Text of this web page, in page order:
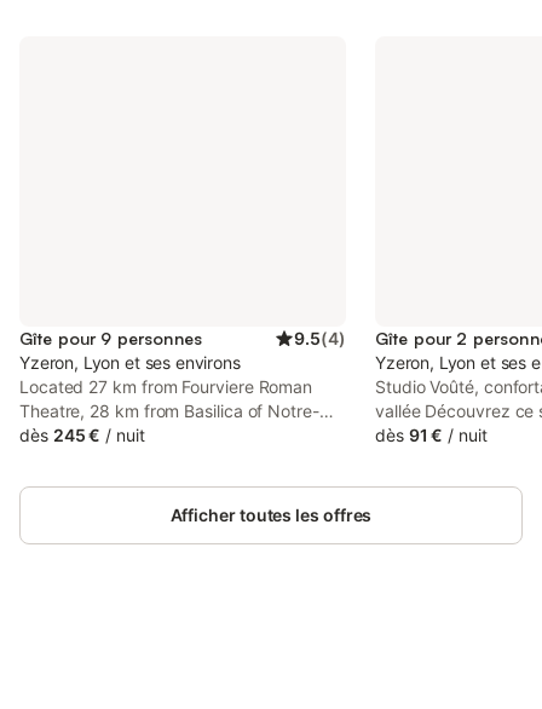
Gîte pour 9 personnes 9.5(4)
Yzeron, Lyon et ses environs
Located 27 km from Fourviere Roman
Theatre, 28 km from Basilica of Notre-
Dame de Fourviere and 29 km from
d'Yzeron, gite autonome en pleine forêt
pour 8 personnes provides
dès 245 € / nuit
Gîte pour 2
Yzeron, Lyon et ses
Studio Voûté,
vallée Découvrez ce
fonctionnel, idéal
Vous profiterez d'un
dès 91 € / nuit
Afficher toutes les offres